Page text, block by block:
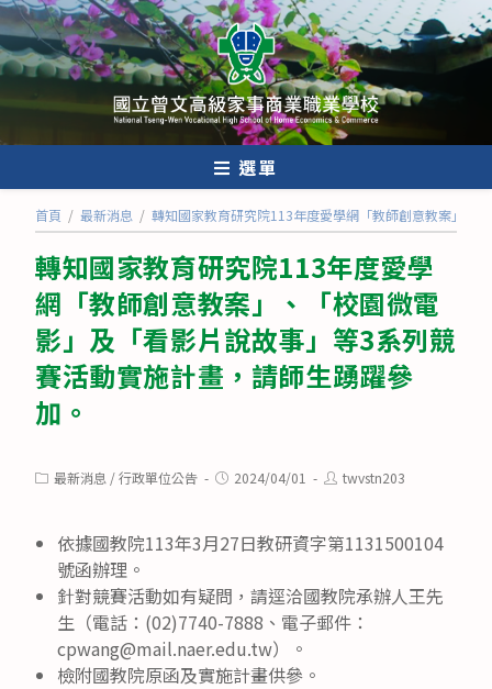
跳
轉
至
內
選單
首頁 / 最新消息 / 轉知國家教育研究院113年度愛學網「教師創意教案」、
轉知國家教育研究院113年度愛學
網「教師創意教案」、「校園微電
影」及「看影片說故事」等3系列競
賽活動實施計畫，請師生踴躍參
加。
Post最新消息 /行政單位公告
Post2024/04/01
Posttwvstn203
依據國教院113年3月27日教研資字第1131500104
號函辦理。
針對競賽活動如有疑問，請逕洽國教院承辦人王先
生（電話：(02)7740-7888、電子郵件：
cpwang@mail.naer.edu.tw）。
檢附國教院原函及實施計畫供參。